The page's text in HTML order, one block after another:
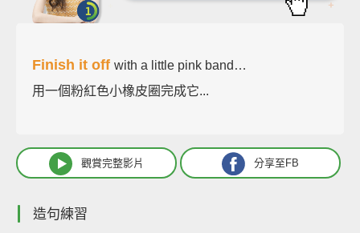
Finish it off with a little pink band…
用一個粉紅色小橡皮圈完成它...
觀賞完整影片 分享至FB
造句練習